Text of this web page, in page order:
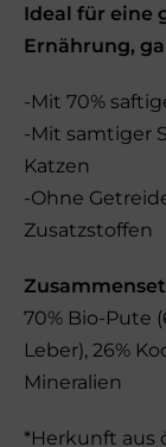
Ideal für eine
Ernährung,
-Mit 70%
-Mit samtiger
Katzen
-Ohne
Zusatzstoffen
70% Bio-Pute
Leber), 26%
Mineralien
*Herkunft aus